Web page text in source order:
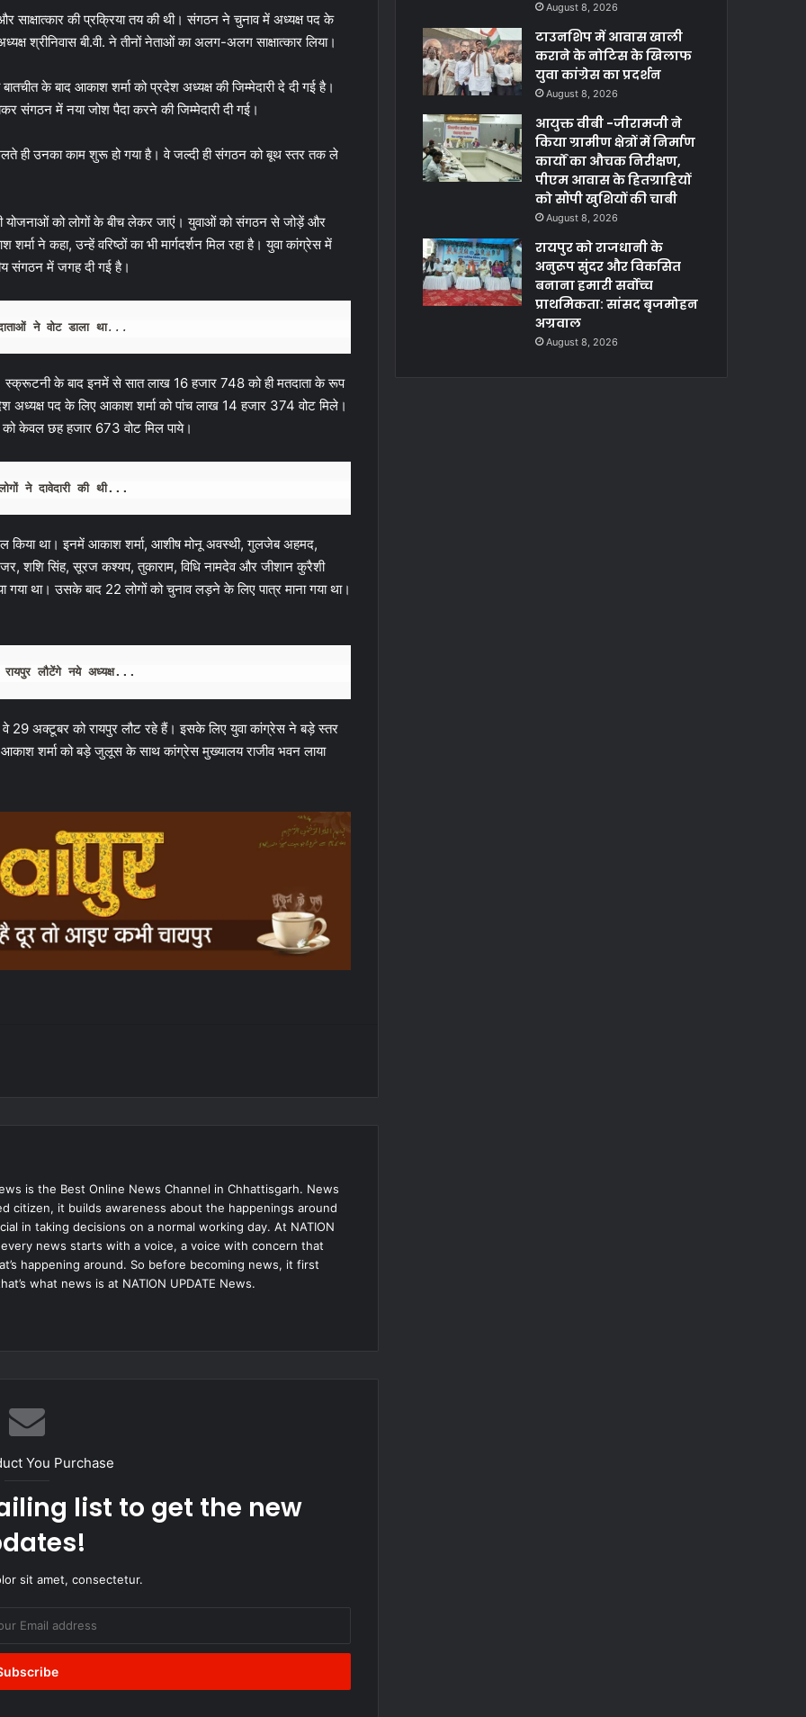
की प्रक्रिया तय की थी। संगठन ने चुनाव में अध्यक्ष पद के
श्रीनिवास बी.वी. ने तीनों नेताओं का अलग-अलग साक्षात्कार लिया।
के बाद आकाश शर्मा को प्रदेश अध्यक्ष की जिम्मेदारी दे दी गई है।
संगठन में नया जोश पैदा करने की जिम्मेदारी दी गई।
ही उनका काम शुरू हो गया है। वे जल्दी ही संगठन को बूथ स्तर तक ले
योजनाओं को लोगों के बीच लेकर जाएं। युवाओं को संगठन से जोड़ें और
ने कहा, उन्हें वरिष्ठों का भी मार्गदर्शन मिल रहा है। युवा कांग्रेस में
संगठन में जगह दी गई है।
ने वोट डाला था...
के बाद इनमें से सात लाख 16 हजार 748 को ही मतदाता के रूप
अध्यक्ष पद के लिए आकाश शर्मा को पांच लाख 14 हजार 374 वोट मिले।
केवल छह हजार 673 वोट मिल पाये।
ने दावेदारी की थी...
किया था। इनमें आकाश शर्मा, आशीष मोनू अवस्थी, गुलजेब अहमद,
शशि सिंह, सूरज कश्यप, तुकाराम, विधि नामदेव और जीशान कुरैशी
गया था। उसके बाद 22 लोगों को चुनाव लड़ने के लिए पात्र माना गया था।
लौटेंगे नये अध्यक्ष...
29 अक्टूबर को रायपुर लौट रहे हैं। इसके लिए युवा कांग्रेस ने बड़े स्तर
आकाश शर्मा को बड़े जुलूस के साथ कांग्रेस मुख्यालय राजीव भवन लाया
is the Best Online News Channel in Chhattisgarh. News
citizen, it builds awareness about the happenings around
in taking decisions on a normal working day. At NATION
every news starts with a voice, a voice with concern that
happening around. So before becoming news, it first
what news is at NATION UPDATE News.
You Purchase
list to get the new
sit amet, consectetur.
August 8, 2026
टाउनशिप में आवास खाली
कराने के नोटिस के खिलाफ
युवा कांग्रेस का प्रदर्शन
August 8, 2026
आयुक्त वीबी -जीरामजी ने
किया ग्रामीण क्षेत्रों में निर्माण
कार्यों का औचक निरीक्षण,
पीएम आवास के हितग्राहियों
को सौंपी खुशियों की चाबी
August 8, 2026
रायपुर को राजधानी के
अनुरूप सुंदर और विकसित
बनाना हमारी सर्वोच्च
प्राथमिकता: सांसद बृजमोहन
अग्रवाल
August 8, 2026